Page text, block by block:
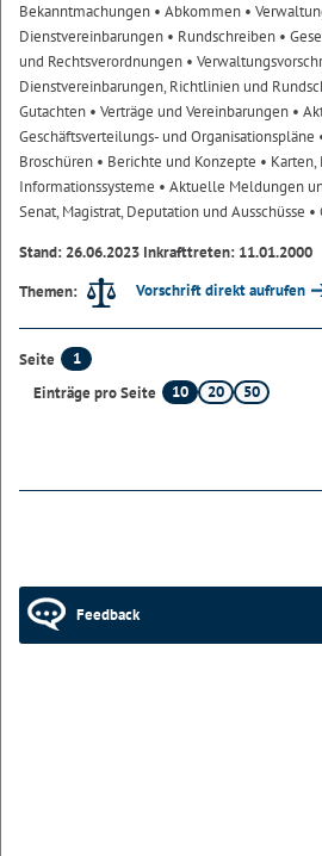
Bekanntmachungen • Abkommen •
Dienstvereinbarungen • Rundschreiben •
und Rechtsverordnungen •
Dienstvereinbarungen, Richtlinien und
Gutachten • Verträge und Vereinbarungen •
Geschäftsverteilungs- und Organisationspläne
Broschüren • Berichte und Konzepte •
Informationssysteme • Aktuelle Meldungen
Senat, Magistrat, Deputation und Ausschüsse •
Stand: 26.06.2023 Inkrafttreten: 11.01.2000
Themen:
Vorschrift direkt aufrufen
Seite
1
Einträge pro Seite
10 20 50
Feedback